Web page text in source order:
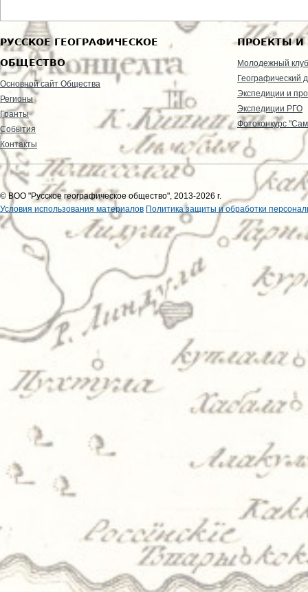
РУССКОЕ ГЕОГРАФИЧЕСКОЕ
ОБЩЕСТВО
Основной сайт Общества
Регионы
Гранты
События
Контакты
ПРОЕКТЫ И
Молодежный клуб
Географический
Экспедиции и
Экспедиции РГО
Фотоконкурс
© ВОО "Русское географическое общество", 2013-2026 г.
Условия использования материалов Политика защиты и обработки